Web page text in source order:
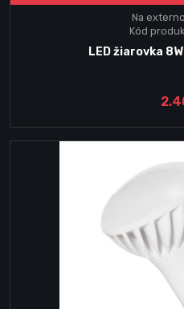
Na
Kód
LED žiarovka